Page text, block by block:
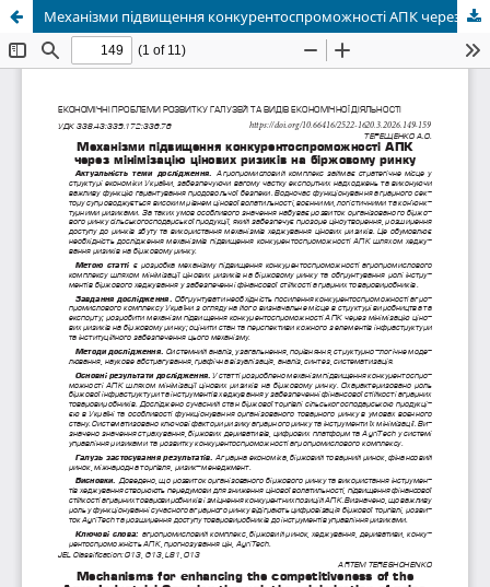
Механізми підвищення конкурентоспроможності АПК через мінімізацію цінових ризиків на біржовому ринку